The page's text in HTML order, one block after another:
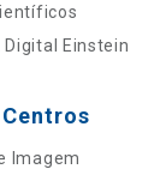
Einstein
Imagem